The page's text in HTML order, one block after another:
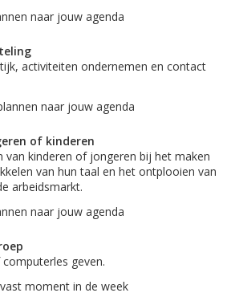
naar jouw agenda
activiteiten ondernemen en contact
naar jouw agenda
of kinderen
van kinderen of jongeren bij het maken
van hun taal en het ontplooien van
arbeidsmarkt.
naar jouw agenda
geven.
moment in de week